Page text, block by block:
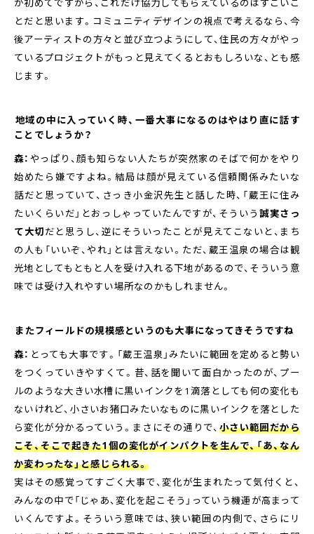
とだと思います。コミュニティデザインの視点で考えるなら、今
後アーティストの方々と並び立つようにして、住民の方々がやっ
ているプロジェクトがもっと見えてくるとおもしろいな、とも感
じます。
――地域の中に入っていく時、一番大事になるのはやはり直に話す
ことでしょうか？
森： やっぱり、顔も知らない人たちが突然家のそばで何かをやり
始めたら嫌ですよね。結局は顔が見えている信頼関係みたいな
話だと思っていて、さっき小金沢先生と話した時、「蔵王に住み
たいくらいだ」とおっしゃっていたんですが、そういう誠実さっ
て大切だと思うし、逆にそういったことが見えてこないと、まち
の人も「いいぞ、やれ」とは言えない。ただ、蔵王温泉の場合は観
光地としてもともと人を受け入れる下地があるので、そういう意
味では受け入れやすい場所なのかもしれません。
――またフィールドの規模感というのも大事になってきそうですね
森： とっても大事です。「蔵王温泉」みたいに範囲を定めると勢い
をつくっていきやすくて。昔、話を聞いて面白かったのが、プー
ルのような大きい水槽に黒いインクを1滴落としても何の変化も
ないけれど、小さいお猪口みたいなものに黒いインクを落とした
ら変化が分かるっていう。まさにその通りで、 小さい範囲だから
こそ、そこで起きた1個の変化がインパクトを生んで、「あ、なん
か変わったな」と感じられる。
実はその感覚ってすごく大事で、変化が生まれたって気付くと、
みんなの中で「じゃあ、変化を起こそう」っていう機運が高まって
いくんですよ。そういう意味では、狭い範囲の内側で、さらにリ